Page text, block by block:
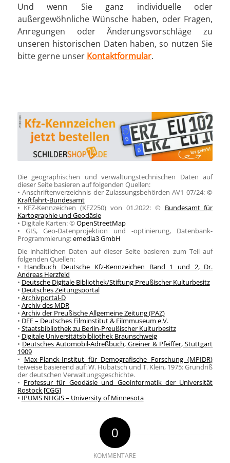
Und wenn Sie ganz individuelle oder
außergewöhnliche Wünsche haben, oder Fragen,
Anregungen oder Änderungsvorschläge zu
unseren historischen Daten haben, so nutzen Sie
bitte gerne unser Kontaktformular.
Die geographischen und verwaltungstechnischen Daten auf
dieser Seite basieren auf folgenden Quellen:
• Anschriftenverzeichnis der Zulassungsbehörden AV1 07/24: ©
Kraftfahrt-Bundesamt
• KFZ-Kennzeichen (KFZ250) von 01.2022: © Bundesamt für
Kartographie und Geodäsie
• Digitale Karten: ©OpenStreetMap
• GIS, Geo-Datenprojektion und -optinierung, Datenbank-
Programmierung:emedia3 GmbH
Die inhaltlichen Daten auf dieser Seite basieren zum Teil auf
folgenden Quellen:
• Handbuch Deutsche Kfz-Kennzeichen Band 1 und 2, Dr.
Andreas Herzfeld
• Deutsche Digitale Bibliothek/Stiftung Preußischer Kulturbesitz
• Deutsches Zeitungsportal
• Archivportal-D
• Archiv des MDR
• Archiv der Preußische Allgemeine Zeitung (PAZ)
• DFF – Deutsches Filminstitut & Filmmuseum e.V.
• Staatsbibliothek zu Berlin-Preußischer Kulturbesitz
• Digitale Universitätsbibliothek Braunschweig
• Deutsches Automobil-Adreßbuch, Greiner & Pfeiffer, Stuttgart
1909
• Max-Planck-Institut für Demografische Forschung (MPIDR)
teiweise basierend auf: W. Hubatsch und T. Klein, 1975: Grundriß
der deutschen Verwaltungsgeschichte.
• Professur für Geodäsie und Geoinformatik der Universität
Rostock [CGG]
• IPUMS NHGIS – University of Minnesota
0
KOMMENTARE